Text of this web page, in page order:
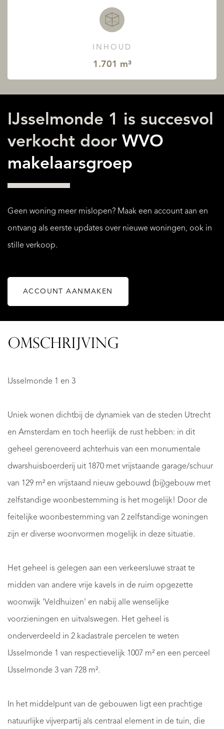
INHOUD
1.701 m³
IJsselmonde 1 is succesvol
verkocht door WVO
makelaarsgroep
Geen woning meer mislopen? Maak een account aan en
ontvang als eerste updates over nieuwe woningen, ook in
stille verkoop.
ACCOUNT AANMAKEN
OMSCHRIJVING
IJsselmonde 1 en 3
Uniek wonen dichtbij de dynamiek van de steden Utrecht
en Amsterdam en toch heerlijk de rust hebben: in dit
geheel gerenoveerd achterhuis van een monumentale
dwarshuisboerderij uit 1870 met vrijstaande garage/schuur
van 129 m² en vrijstaand nieuw gebouwd (bij)gebouw met
zelfstandige woonbestemming is het mogelijk! Door de
feitelijke woonbestemming van 2 zelfstandige woningen
zijn er diverse woonvormen mogelijk in deze situatie.
Het geheel is gelegen aan een verkeersluwe straat te
midden van andere vrije kavels in de ruim opgezette
woonwijk 'Veldhuizen' en nabij alle wenselijke
voorzieningen en uitvalswegen. Het geheel is
onderverdeeld in 2 kadastrale percelen te weten
IJsselmonde 1 van respectievelijk 1007 m² en een perceel
IJsselmonde 3 van 728 m².
In het middelpunt van de gebouwen ligt een prachtige
natuurlijke vijverpartij als centraal element in de tuin, die